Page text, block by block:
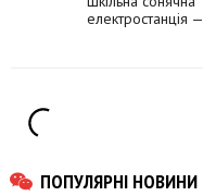
електростанція —
ПОПУЛЯРНІ НОВИНИ